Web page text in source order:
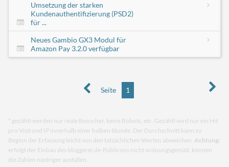
Umsetzung der starken
Kundenauthentifizierung (PSD2)
für ...
Neues Gambio GX3 Modul für
Amazon Pay 3.2.0 verfügbar
Seite 1
* gezählt werden nur reale Besucher, keine Robots, etc. Gezählt wird nur ein Hit
pro Visit und IP innerhalb einer halben Stunde. Der Durchschnitt kann zu
Beginn der Erfassung leicht von den tatsächlichen Werten abweichen. Achtung:
erfolgt der Einbau des bloggerei.de-Publicons nicht ordnungsgemäß, können
die Zahlen niedriger ausfallen.